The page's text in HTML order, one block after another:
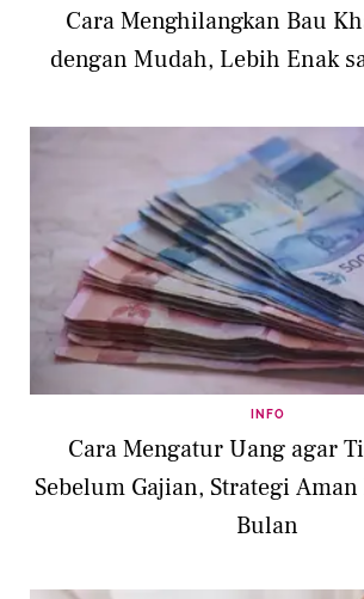
Cara Menghilangkan Bau
dengan Mudah, Lebih Enak
INFO
Cara Mengatur Uang agar
Sebelum Gajian, Strategi
Bulan